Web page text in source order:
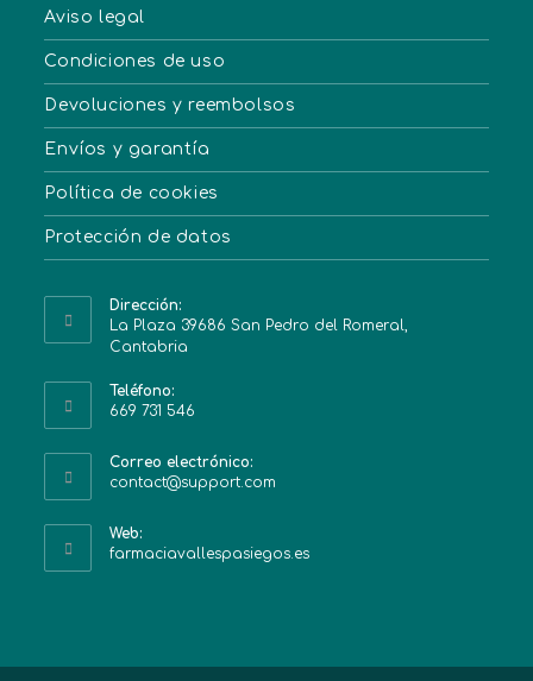
Aviso legal
Condiciones de uso
Devoluciones y reembolsos
Envíos y garantía
Política de cookies
Protección de datos
Dirección:
La Plaza 39686 San Pedro del Romeral,
Cantabria
Teléfono:
669 731 546
Correo electrónico:
contact@support.com
Web:
farmaciavallespasiegos.es